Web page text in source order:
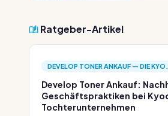
Ratgeber-Artikel
DEVELOP TONER ANKAUF — DIE
Develop Toner Ankauf:
Geschäftspraktiken bei
Tochterunternehmen